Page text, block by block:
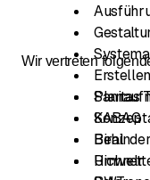
Wir vertreten
Sanitas
SABAG
Biral
Richner